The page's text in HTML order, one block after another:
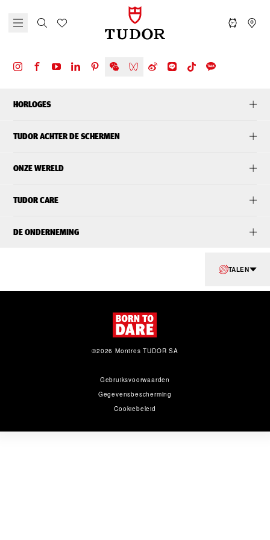
HORLOGES
TUDOR ACHTER DE SCHERMEN
ONZE WERELD
TUDOR CARE
DE ONDERNEMING
TALEN
Gebruiksvoorwaarden
Gegevens­bescherming
Cookiebeleid
©2026 Montres TUDOR SA